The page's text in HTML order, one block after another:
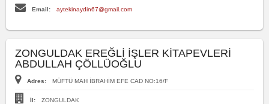
Email: aytekinaydin67@gmail.com
ZONGULDAK EREĞLİ İŞLER KİTAPEVLERİ
ABDULLAH ÇÖLLÜOĞLU
Adres: MÜFTÜ MAH İBRAHİM EFE CAD NO:16/F
İl: ZONGULDAK